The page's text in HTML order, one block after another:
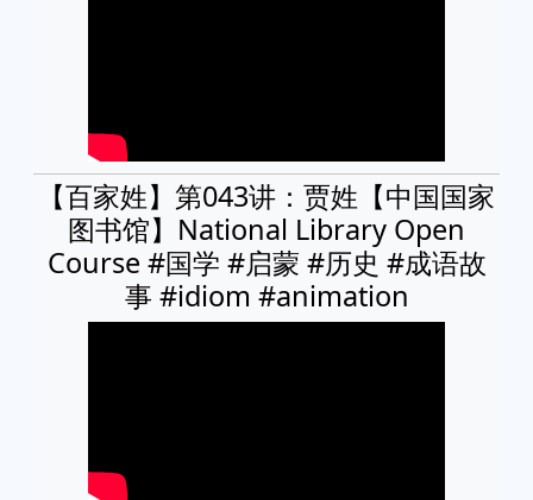
【百家姓】第043讲：贾姓【中国国家
图书馆】National Library Open
Course #国学 #启蒙 #历史 #成语故
事 #idiom #animation